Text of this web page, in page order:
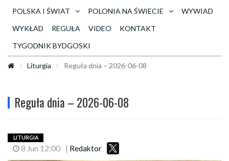
POLSKA I ŚWIAT
POLONIA NA ŚWIECIE
WYWIAD
WYKŁAD
REGUŁA VIDEO
KONTAKT
TYGODNIK BYDGOSKI
Liturgia Reguła dnia – 2026-06-08
Reguła dnia – 2026-06-08
LITURGIA
8 Jun 12:00 | Redaktor